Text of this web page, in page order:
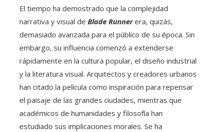
El tiempo ha demostrado que la complejidad
narrativa y visual de Blade Runnerera, quizás,
demasiado avanzada para el público de su época. Sin
embargo, su influencia comenzó a extenderse
rápidamente en la cultura popular, el diseño industrial
y la literatura visual. Arquitectos y creadores urbanos
han citado la película como inspiración para repensar
el paisaje de las grandes ciudades, mientras que
académicos de humanidades y filosofía han
estudiado sus implicaciones morales. Se ha